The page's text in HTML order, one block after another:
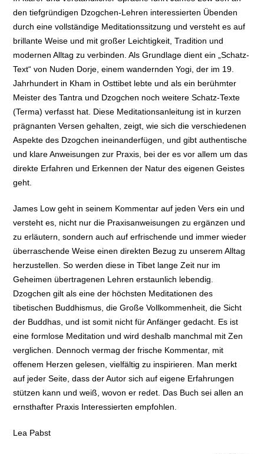
den tiefgründigen Dzogchen-Lehren interessierten Übenden
durch eine vollständige Meditationssitzung und versteht es auf
brillante Weise und mit großer Leichtigkeit, Tradition und
modernen Alltag zu verbinden. Als Grundlage dient ein „Schatz-
Text“ von Nuden Dorje, einem wandernden Yogi, der im 19.
Jahrhundert in Kham in Osttibet lebte und als ein berühmter
Meister des Tantra und Dzogchen noch weitere Schatz-Texte
(Terma) verfasst hat. Diese Meditationsanleitung ist in kurzen
prägnanten Versen gehalten, zeigt, wie sich die verschiedenen
Aspekte des Dzogchen ineinanderfügen, und gibt authentische
und klare Anweisungen zur Praxis, bei der es vor allem um das
direkte Erfahren und Erkennen der Natur des eigenen Geistes
geht.
James Low geht in seinem Kommentar auf jeden Vers ein und
versteht es, nicht nur die Praxisanweisungen zu ergänzen und
zu erläutern, sondern auch auf erfrischende und immer wieder
überraschende Weise einen direkten Bezug zu unserem Alltag
herzustellen. So werden diese in Tibet lange Zeit nur im
Geheimen übertragenen Lehren erstaunlich lebendig.
Dzogchen gilt als eine der höchsten Meditationen des
tibetischen Buddhismus, die Große Vollkommenheit, die Sicht
der Buddhas, und ist somit nicht für Anfänger gedacht. Es ist
eine formlose Meditation und wird deshalb manchmal mit Zen
verglichen. Dennoch vermag der frische Kommentar, mit
offenem Herzen gelesen, vielfältig zu inspirieren. Man merkt
auf jeder Seite, dass der Autor sich auf eigene Erfahrungen
stützen kann und weiß, wovon er redet. Das Buch sei allen an
ernsthafter Praxis Interessierten empfohlen.
Lea Pabst